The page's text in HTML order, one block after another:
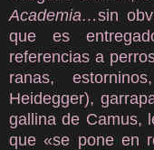
Academia…sin
que es
referencias a
ranas,
Heidegger),
gallina de Camus,
que «se pone en